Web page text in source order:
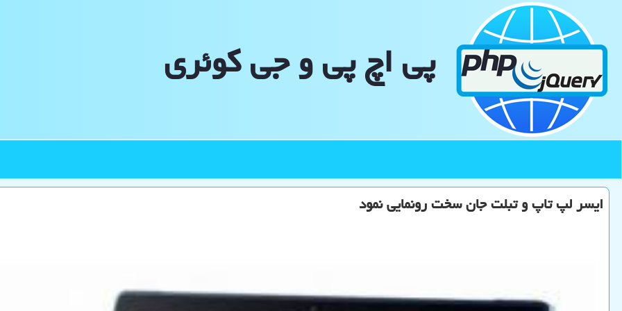
پی اچ پی و جی كوئری
ایسر لپ تاپ و تبلت جان سخت رونمایی نمود